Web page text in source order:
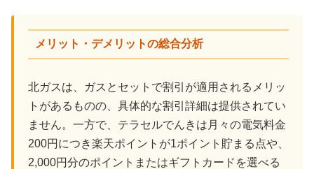
メリット・デメリットの総合分析
北ガスは、ガスとセットで割引が適用されるメリッ
トがあるものの、具体的な割引詳細は提供されてい
ません。一方で、テラセルでんきは月々の電気料金
200円につき楽天ポイントが1ポイント貯まる点や、
2,000円分のポイントまたはギフトカードを選べる